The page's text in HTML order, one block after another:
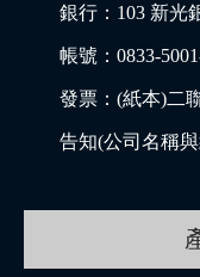
銀行：103 新光
帳號：0833-
發票：(紙本)二
告知(公司名稱與